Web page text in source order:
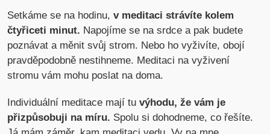
Setkáme se na hodinu,v meditaci strávíte kolem
čtyřiceti minut. Napojíme se na srdce a pak budete
poznávat a měnit svůj strom. Nebo ho vyživíte, obojí
pravděpodobně nestihneme. Meditaci na vyživení
stromu vám mohu poslat na doma.
Individuální meditace mají tu výhodu, že vám je
přizpůsobuji na míru. Spolu si dohodneme, co řešíte.